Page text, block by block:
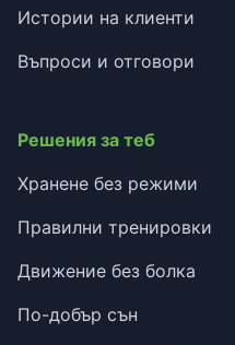
Истории на клиенти
Въпроси и отговори
Решения за теб
Хранене без режими
Правилни тренировки
Движение без болка
По-добър сън